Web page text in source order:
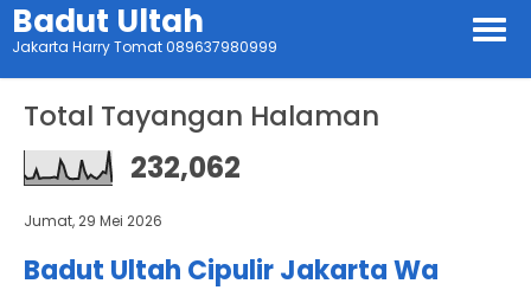
Badut Ultah
Jakarta Harry Tomat 089637980999
Total Tayangan Halaman
232,062
Jumat, 29 Mei 2026
Badut Ultah Cipulir Jakarta Wa